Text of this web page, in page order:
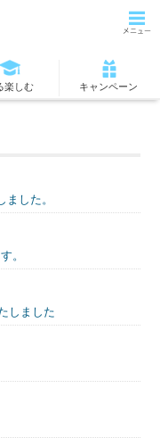
楽しむ キャンペーン
した。
。
しました